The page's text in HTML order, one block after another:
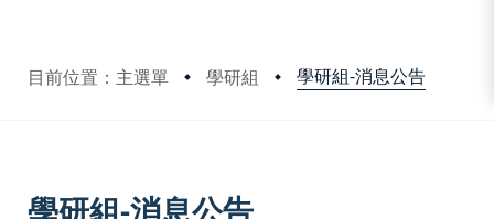
目前位置：主選單 學研組 學研組-消息公告
學研組-消息公告